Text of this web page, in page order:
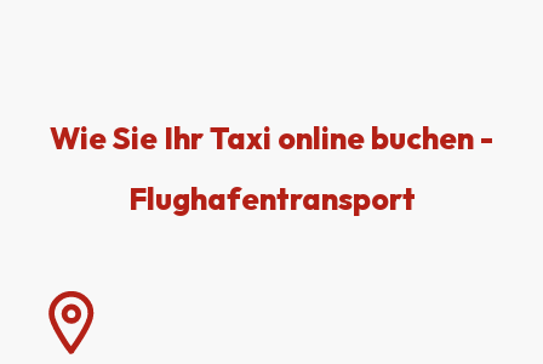
Wie Sie Ihr Taxi online buchen -
Flughafentransport